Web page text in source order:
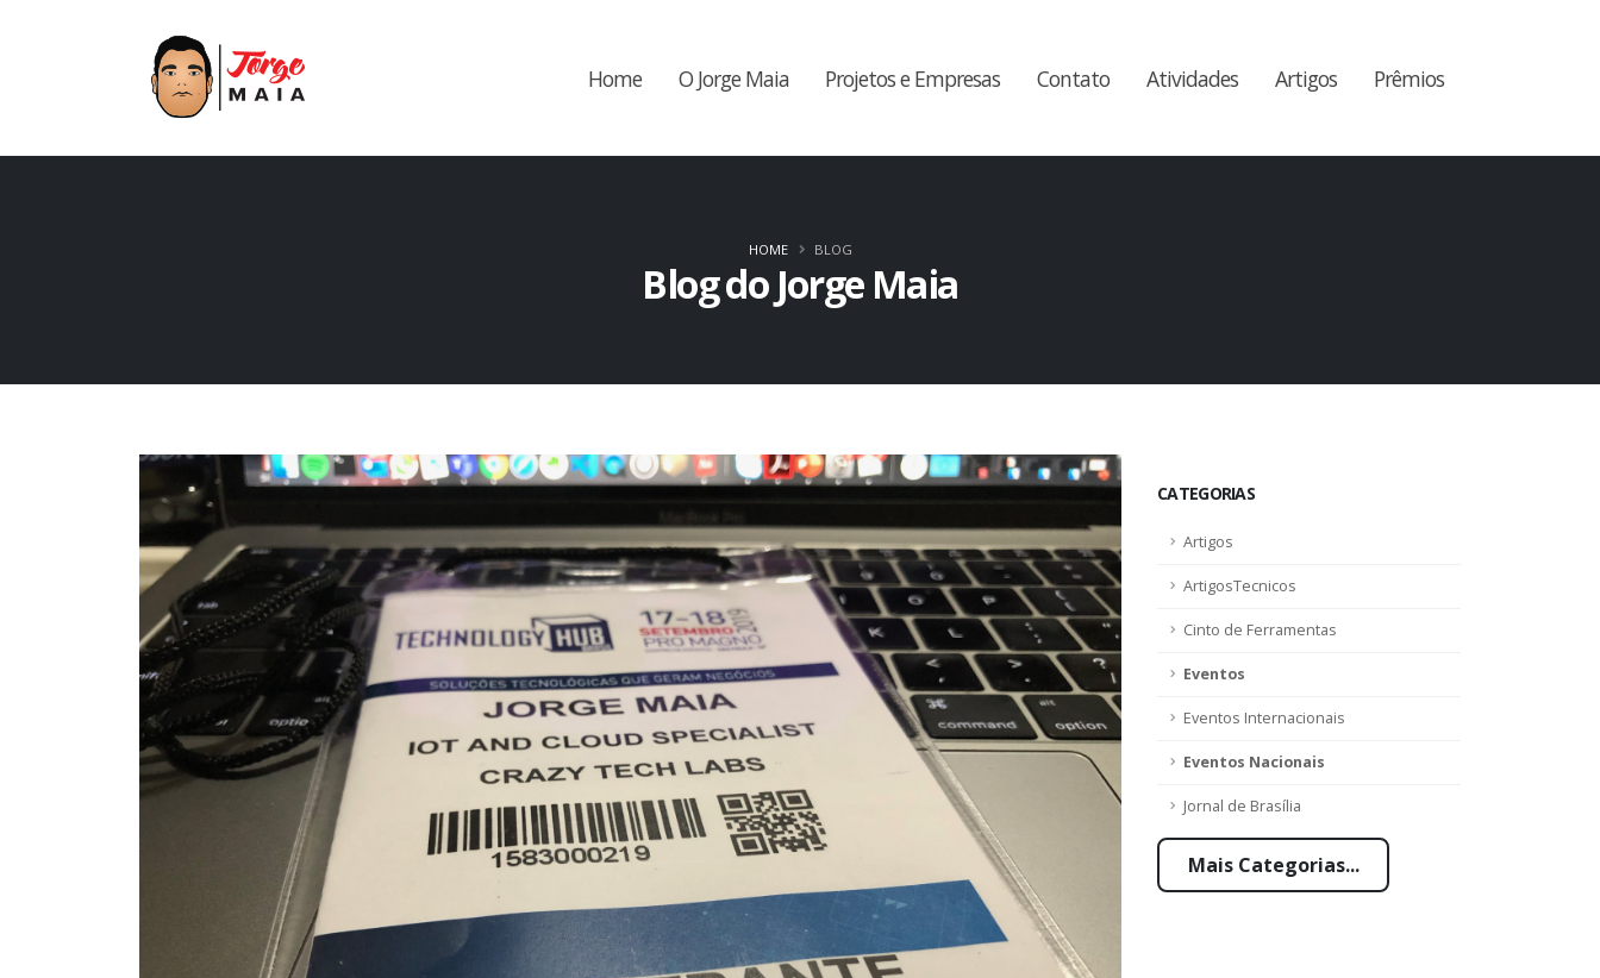
Home O Jorge Maia Projetos e Empresas Contato Atividades Artigos Prêmios
Blog do Jorge Maia
HOME BLOG
CATEGORIAS
Artigos
ArtigosTecnicos
Cinto de Ferramentas
Eventos
Eventos Internacionais
Eventos Nacionais
Jornal de Brasília
Mais Categorias...